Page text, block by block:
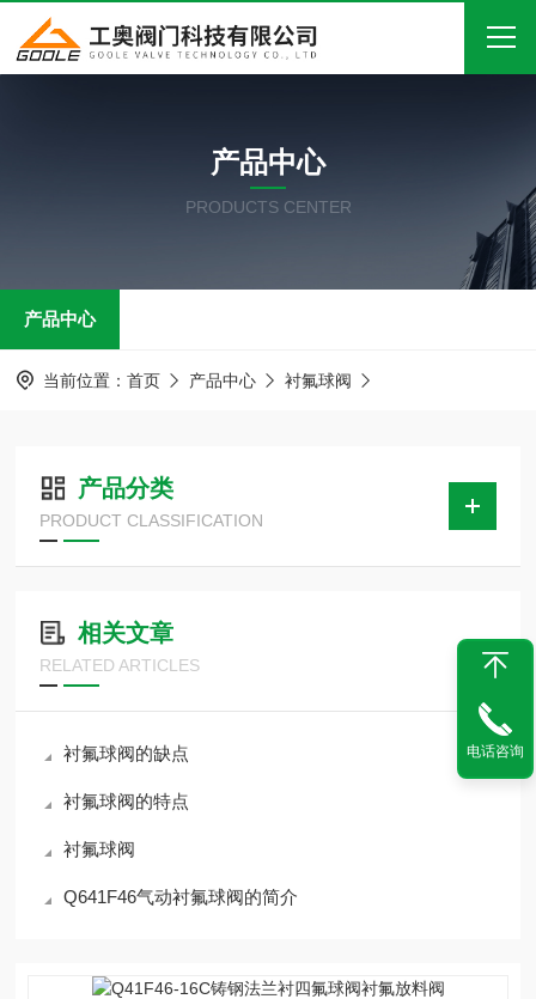
关于我们
产品中心
在线留言
产品中心
PRODUCTS CENTER
产品中心
当前位置： 首页 产品中心 衬氟球阀
产品分类
PRODUCT CLASSIFICATION
相关文章
RELATED ARTICLES
衬氟球阀的缺点
衬氟球阀的特点
衬氟球阀
Q641F46气动衬氟球阀的简介
电话咨询